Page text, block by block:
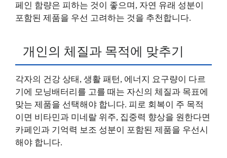
페인 함량은 피하는 것이 좋으며, 자연 유래 성분이
포함된 제품을 우선 고려하는 것을 추천합니다.
개인의 체질과 목적에 맞추기
각자의 건강 상태, 생활 패턴, 에너지 요구량이 다르
기에 모닝배터리를 고를 때는 자신의 체질과 목표에
맞는 제품을 선택해야 합니다. 피로 회복이 주 목적
이면 비타민과 미네랄 위주, 집중력 향상을 원한다면
카페인과 기억력 보조 성분이 포함된 제품을 우선시
해야 합니다.